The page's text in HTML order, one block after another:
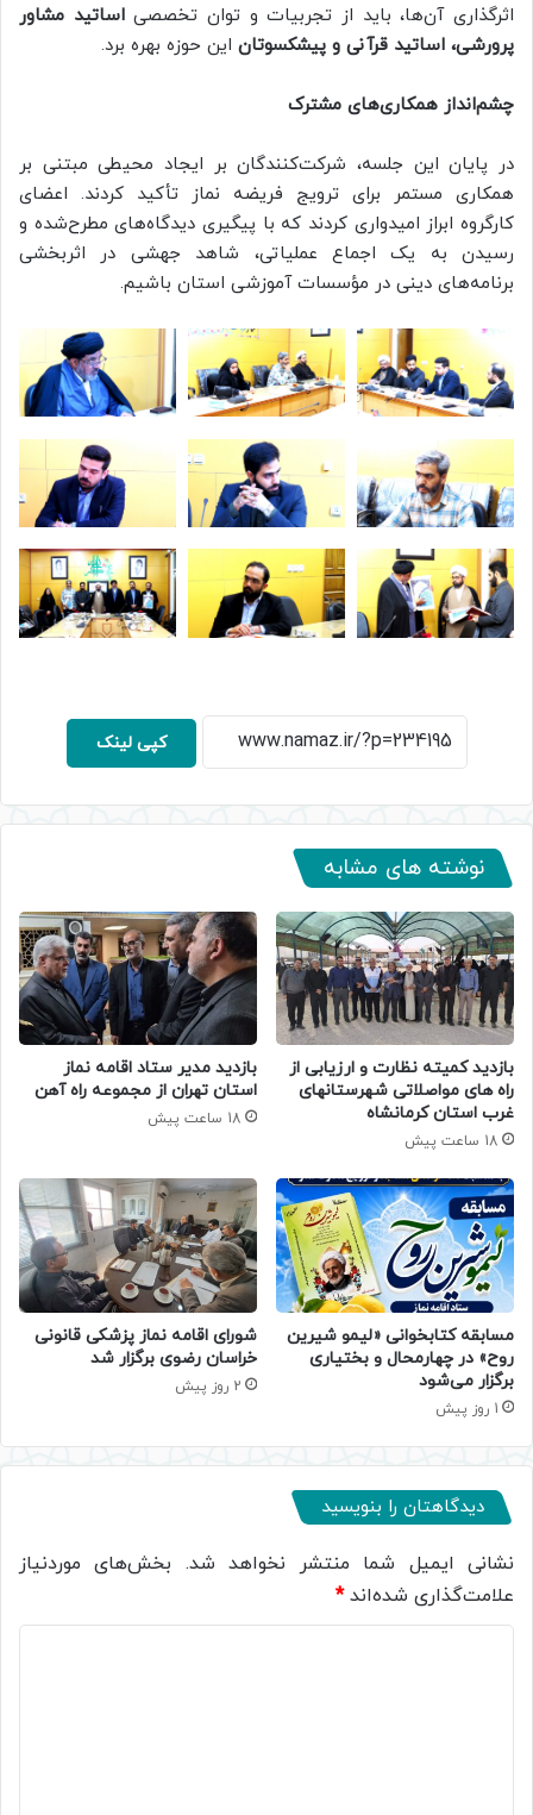
اثرگذاری آن‌ها، باید از تجربیات و توان تخصصیاساتید مشاور
پرورشی، اساتید قرآنی و پیشکسوتان این حوزه بهره برد.
چشم‌انداز همکاری‌های مشترک
در پایان این جلسه، شرکت‌کنندگان بر ایجاد محیطی مبتنی بر
همکاری مستمر برای ترویج فریضه نماز تأکید کردند. اعضای
کارگروه ابراز امیدواری کردند که با پیگیری دیدگاه‌های مطرح‌شده و
رسیدن به یک اجماع عملیاتی، شاهد جهشی در اثربخشی
برنامه‌های دینی در مؤسسات آموزشی استان باشیم.
کپی لینک
نوشته های مشابه
بازدید کمیته نظارت و ارزیابی از
راه های مواصلاتی شهرستانهای
غرب استان کرمانشاه
18 ساعت پیش
بازدید مدیر ستاد اقامه نماز
استان تهران از مجموعه راه آهن
18 ساعت پیش
مسابقه کتابخوانی «لیمو شیرین
روح» در چهارمحال و بختیاری
برگزار می‌شود
1 روز پیش
شورای اقامه نماز پزشکی قانونی
خراسان رضوی برگزار شد
2 روز پیش
دیدگاهتان را بنویسید
نشانی ایمیل شما منتشر نخواهد شد. بخش‌های موردنیاز
علامت‌گذاری شده‌اند*